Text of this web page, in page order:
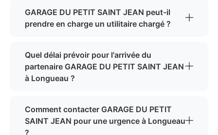
GARAGE DU PETIT SAINT JEAN peut-il
prendre en charge un utilitaire chargé ?
Quel délai prévoir pour l'arrivée du
partenaire GARAGE DU PETIT SAINT JEAN
à Longueau ?
Comment contacter GARAGE DU PETIT
SAINT JEAN pour une urgence à Longueau
?